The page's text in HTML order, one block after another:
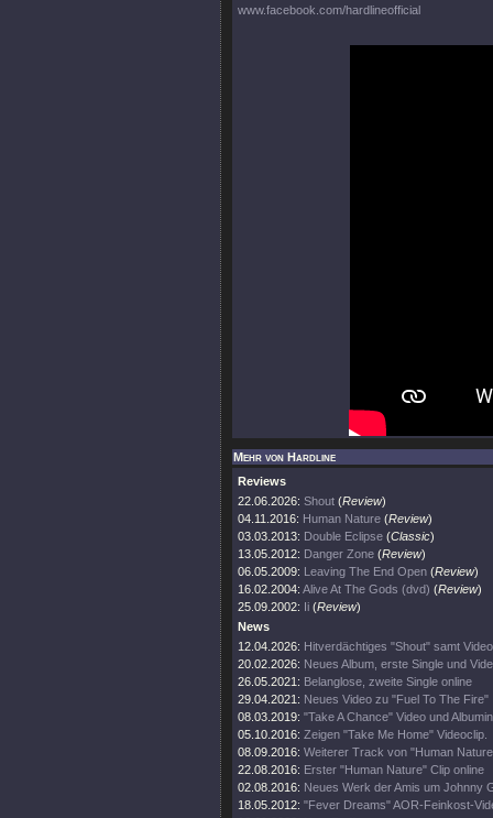
www.facebook.com/hardlineofficial
Mehr von Hardline
Reviews
22.06.2026: Shout (Review)
04.11.2016: Human Nature (Review)
03.03.2013: Double Eclipse (Classic)
13.05.2012: Danger Zone (Review)
06.05.2009: Leaving The End Open (Review)
16.02.2004: Alive At The Gods (dvd) (Review)
25.09.2002: Ii (Review)
News
12.04.2026: Hitverdächtiges "Shout" samt Video
20.02.2026: Neues Album, erste Single und
26.05.2021: Belanglose, zweite Single online
29.04.2021: Neues Video zu "Fuel To The Fire"
08.03.2019: "Take A Chance" Video und
05.10.2016: Zeigen "Take Me Home" Videoclip.
08.09.2016: Weiterer Track von "Human
22.08.2016: Erster "Human Nature" Clip online
02.08.2016: Neues Werk der Amis um Johnny
18.05.2012: "Fever Dreams" AOR-Feinkost-